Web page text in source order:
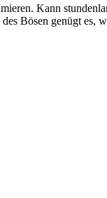
Kann
Bösen genügt es,